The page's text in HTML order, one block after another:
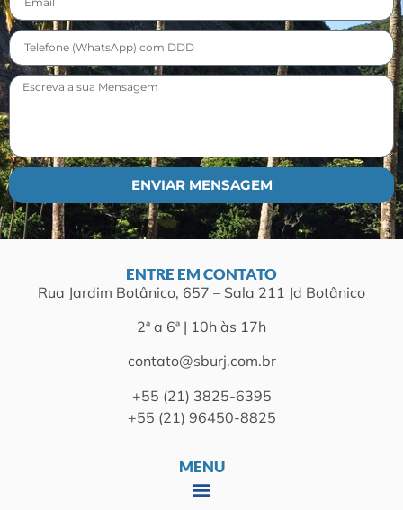
ENVIAR MENSAGEM
ENTRE EM CONTATO
Rua Jardim Botânico, 657 – Sala 211 Jd Botânico
2ª a 6ª | 10h às 17h
contato@sburj.com.br
+55 (21) 3825-6395
+55 (21) 96450-8825
MENU